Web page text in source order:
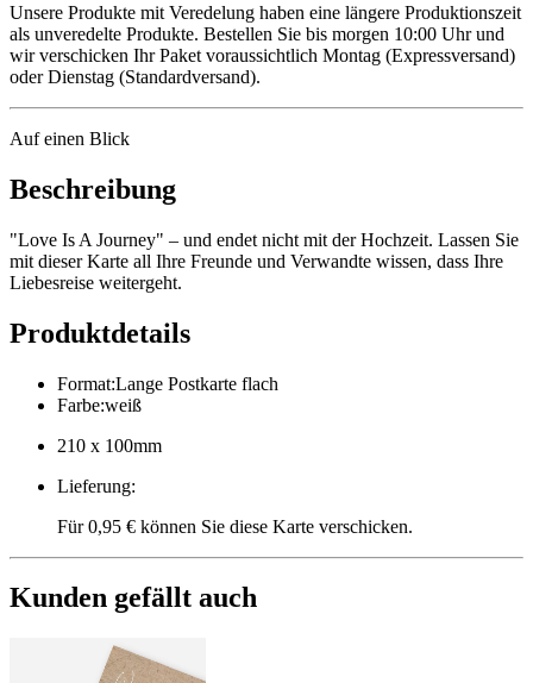
Unsere Produkte mit Veredelung haben eine längere Produktionszeit
als unveredelte Produkte. Bestellen Sie bis morgen 10:00 Uhr und
wir verschicken Ihr Paket voraussichtlich Montag (Expressversand)
oder Dienstag (Standardversand).
Auf einen Blick
Beschreibung
"Love Is A Journey" – und endet nicht mit der Hochzeit. Lassen Sie
mit dieser Karte all Ihre Freunde und Verwandte wissen, dass Ihre
Liebesreise weitergeht.
Produktdetails
Format:Lange Postkarte flach
Farbe:weiß
210 x 100mm
Lieferung:
Für 0,95 € können Sie diese Karte verschicken.
Kunden gefällt auch